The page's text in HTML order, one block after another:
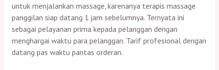
untuk menjalankan massage, karenanya terapis massage
panggilan siap datang 1 jam sebelumnya. Ternyata ini
sebagai pelayanan prima kepada pelanggan dengan
menghargai waktu para pelanggan. Tarif profesional dengan
datang pas waktu pantas orderan.